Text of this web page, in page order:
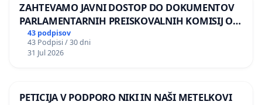
ZAHTEVAMO JAVNI DOSTOP DO DOKUMENTOV
PARLAMENTARNIH PREISKOVALNIH KOMISIJ O
ILEGALNI TRGOVINI Z OROŽJEM
43 podpisov
43 Podpisi / 30 dni
31 Jul 2026
PETICIJA V PODPORO NIKI IN NAŠI METELKOVI